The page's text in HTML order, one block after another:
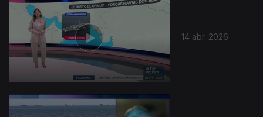
14 abr. 2026